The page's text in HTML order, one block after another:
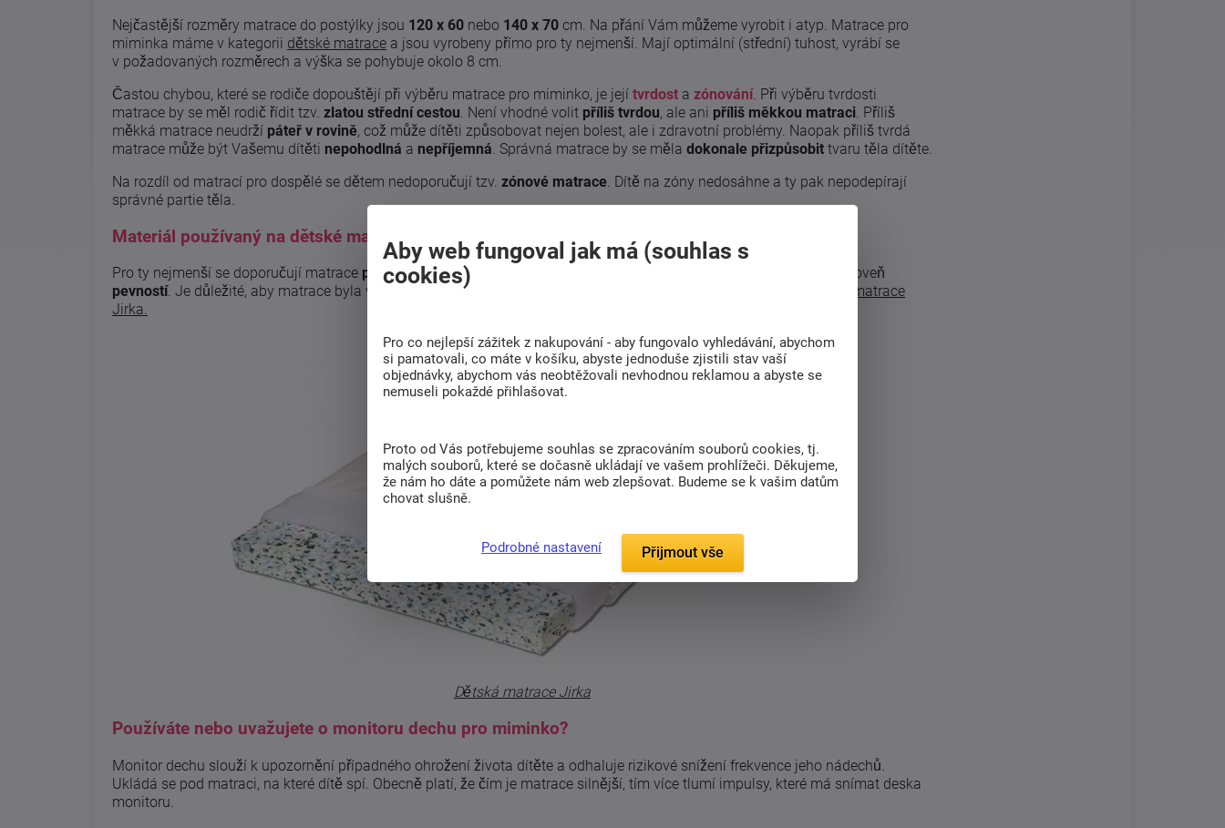
Nejčastější rozměry matrace do postýlky jsou 120 x 60 nebo 140 x 70 cm. Na přání Vám můžeme vyrobit i atyp. Matrace pro
miminka máme v kategorii dětské matrace a jsou vyrobeny přímo pro ty nejmenší. Mají optimální (střední) tuhost, vyrábí se
v požadovaných rozměrech a výška se pohybuje okolo 8 cm.
Častou chybou, které se rodiče dopouštějí při výběru matrace pro miminko, je její tvrdost a zónování. Při výběru tvrdosti
matrace by se měl rodič řídit tzv. zlatou střední cestou. Není vhodné volit příliš tvrdou, ale ani příliš měkkou matraci. Příliš
měkká matrace neudrží páteř v rovině, což může dítěti způsobovat nejen bolest, ale i zdravotní problémy. Naopak příliš tvrdá
matrace může být Vašemu dítěti nepohodlná a nepříjemná. Správná matrace by se měla dokonale přizpůsobit tvaru těla dítěte.
Na rozdíl od matrací pro dospělé se dětem nedoporučují tzv. zónové matrace. Dítě na zóny nedosáhne a ty pak nepodepírají
správné partie těla.
Materiál používaný na dětské matrace
Pro ty nejmenší se doporučují matrace pěnové, které jsou tvořeny tzv.
a zároveň
pevností. Je důležité, aby matrace byla vzdušná a docházelo k
matrace
Jirka.
Dětská matrace Jirka
Používáte nebo uvažujete o monitoru dechu pro miminko?
Monitor dechu slouží k upozornění případného ohrožení života dítěte a odhaluje rizikové snížení frekvence jeho nádechů.
Ukládá se pod matraci, na které dítě spí. Obecně platí, že čím je matrace silnější, tím více tlumí impulsy, které má snímat deska
monitoru.
Aby web fungoval jak má (souhlas s
cookies)
Pro co nejlepší zážitek z nakupování - aby fungovalo vyhledávání, abychom
si pamatovali, co máte v košíku, abyste jednoduše zjistili stav vaší
objednávky, abychom vás neobtěžovali nevhodnou reklamou a abyste se
nemuseli pokaždé přihlašovat.
Proto od Vás potřebujeme souhlas se zpracováním souborů cookies, tj.
malých souborů, které se dočasně ukládají ve vašem prohlížeči. Děkujeme,
že nám ho dáte a pomůžete nám web zlepšovat. Budeme se k vašim datům
chovat slušně.
Podrobné nastavení Přijmout vše